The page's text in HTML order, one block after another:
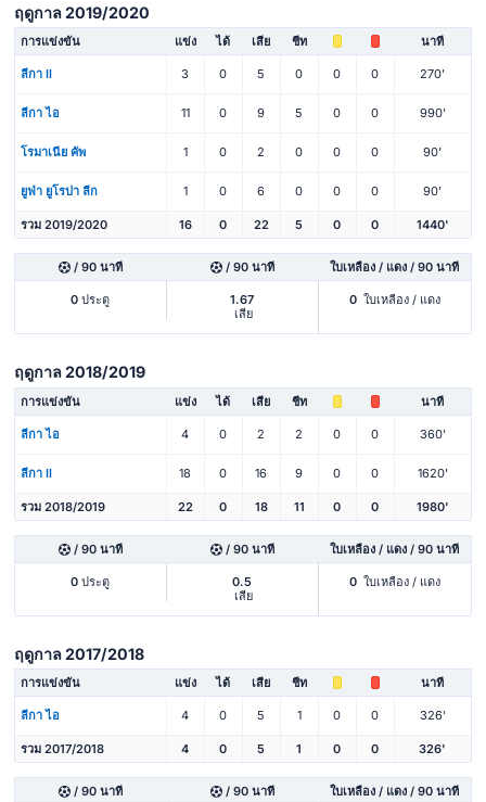
ฤดูกาล 2019/2020
การแข่งขัน แข่ง ได้ เสีย ชีท นาที
ลีกา II 3 0 5 0 0 0 270'
ลีกา ไอ 11 0 9 5 0 0 990'
โรมาเนีย คัพ 1 0 2 0 0 0 90'
ยูฟ่า ยูโรปา ลีก 1 0 6 0 0 0 90'
รวม 2019/2020 16 0 22 5 0 0 1440'
/ 90 นาที / 90 นาที ใบเหลือง / แดง / 90 นาที
0 ประตู
1.67
เสีย
0 ใบเหลือง / แดง
ฤดูกาล 2018/2019
การแข่งขัน แข่ง ได้ เสีย ชีท นาที
ลีกา ไอ 4 0 2 2 0 0 360'
ลีกา II 18 0 16 9 0 0 1620'
รวม 2018/2019 22 0 18 11 0 0 1980'
/ 90 นาที / 90 นาที ใบเหลือง / แดง / 90 นาที
0 ประตู
0.5
เสีย
0 ใบเหลือง / แดง
ฤดูกาล 2017/2018
การแข่งขัน แข่ง ได้ เสีย ชีท นาที
ลีกา ไอ 4 0 5 1 0 0 326'
รวม 2017/2018 4 0 5 1 0 0 326'
/ 90 นาที / 90 นาที ใบเหลือง / แดง / 90 นาที